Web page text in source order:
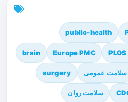
public-health
Europe PMC
brain
سلامت عمومی surgery
سلامت روان